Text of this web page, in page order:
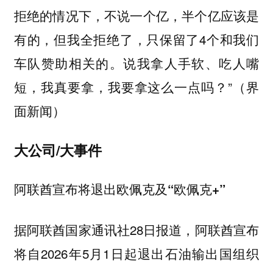
拒绝的情况下，不说一个亿，半个亿应该是
有的，但我全拒绝了，只保留了4个和我们
车队赞助相关的。说我拿人手软、吃人嘴
短，我真要拿，我要拿这么一点吗？”（界
面新闻）
大公司/大事件
阿联酋宣布将退出欧佩克及“欧佩克+”
据阿联酋国家通讯社28日报道，阿联酋宣布
将自2026年5月1日起退出石油输出国组织